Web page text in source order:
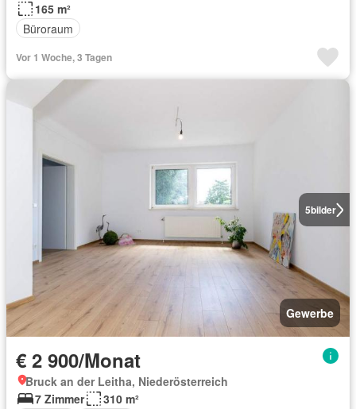
165 m²
Büroraum
Vor 1 Woche, 3 Tagen
5bilder
Gewerbe
€ 2 900/Monat
Bruck an der Leitha, Niederösterreich
7 Zimmer
310 m²